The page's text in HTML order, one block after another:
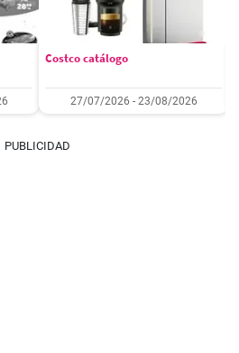
Costco catálogo
27/07/2026 - 23/08/2026
PUBLICIDAD